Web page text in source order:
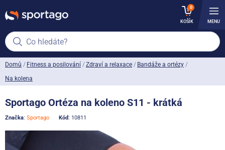
0
KOŠÍK MENU
Co hledáte?
Domů Fitness a posilování Zdraví a relaxace
Bandáže a ortézy
Na kolena
Značka: Sportago Kód: 10811
Sportago Ortéza na koleno S11 - krátká